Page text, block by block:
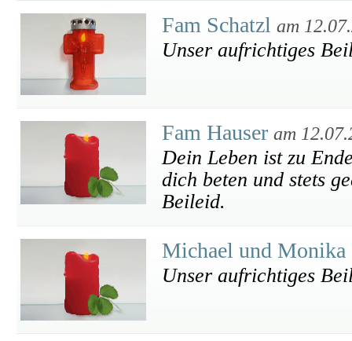
Fam Schatzl am
Unser aufrichtiges
Fam Hauser am
Dein Leben ist zu
dich beten und stets
Beileid.
Michael und Monika
Unser aufrichtiges